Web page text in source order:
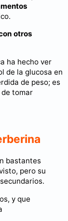
otros
ha hecho ver
de la glucosa en
de peso; es
tomar
bastantes
pero su
y que